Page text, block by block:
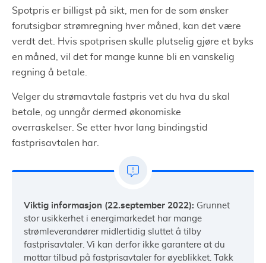
Spotpris er billigst på sikt, men for de som ønsker
forutsigbar strømregning hver måned, kan det være
verdt det. Hvis spotprisen skulle plutselig gjøre et byks
en måned, vil det for mange kunne bli en vanskelig
regning å betale.
Velger du strømavtale fastpris vet du hva du skal
betale, og unngår dermed økonomiske
overraskelser. Se etter hvor lang bindingstid
fastprisavtalen har.
Viktig informasjon (22.september 2022): Grunnet
stor usikkerhet i energimarkedet har mange
strømleverandører midlertidig sluttet å tilby
fastprisavtaler. Vi kan derfor ikke garantere at du
mottar tilbud på fastprisavtaler for øyeblikket. Takk